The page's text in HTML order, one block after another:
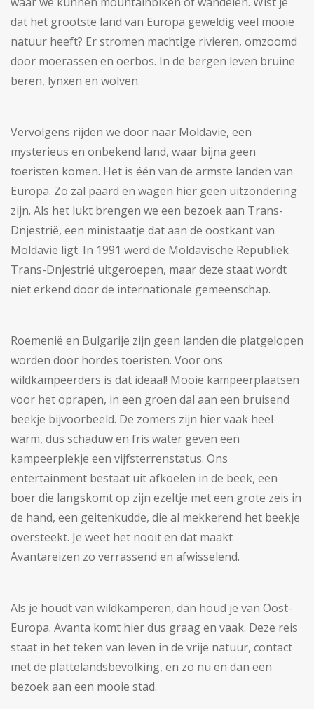
dat het grootste land van Europa geweldig veel mooie
natuur heeft? Er stromen machtige rivieren, omzoomd
door moerassen en oerbos. In de bergen leven bruine
beren, lynxen en wolven.
Vervolgens rijden we door naar Moldavië, een
mysterieus en onbekend land, waar bijna geen
toeristen komen. Het is één van de armste landen van
Europa. Zo zal paard en wagen hier geen uitzondering
zijn. Als het lukt brengen we een bezoek aan Trans-
Dnjestrië, een ministaatje dat aan de oostkant van
Moldavië ligt. In 1991 werd de Moldavische Republiek
Trans-Dnjestrië uitgeroepen, maar deze staat wordt
niet erkend door de internationale gemeenschap.
Roemenië en Bulgarije zijn geen landen die platgelopen
worden door hordes toeristen. Voor ons
wildkampeerders is dat ideaal! Mooie kampeerplaatsen
voor het oprapen, in een groen dal aan een bruisend
beekje bijvoorbeeld. De zomers zijn hier vaak heel
warm, dus schaduw en fris water geven een
kampeerplekje een vijfsterrenstatus. Ons
entertainment bestaat uit afkoelen in de beek, een
boer die langskomt op zijn ezeltje met een grote zeis in
de hand, een geitenkudde, die al mekkerend het beekje
oversteekt. Je weet het nooit en dat maakt
Avantareizen zo verrassend en afwisselend.
Als je houdt van wildkamperen, dan houd je van Oost-
Europa. Avanta komt hier dus graag en vaak. Deze reis
staat in het teken van leven in de vrije natuur, contact
met de plattelandsbevolking, en zo nu en dan een
bezoek aan een mooie stad.